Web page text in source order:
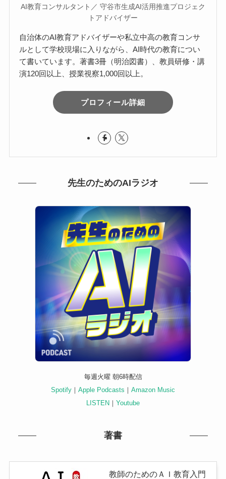
AI教育コンサルタント／ 守谷市生成AI活用推進プロジェク
トアドバイザー
自治体のAI教育アドバイザーや私立中高の教育コンサ
ルとして学校現場に入りながら、AI時代の教育につい
て書いています。著書3冊（明治図書）、教員研修・講
演120回以上、授業視察1,000回以上。
プロフィール詳細
先生のためのAIラジオ
毎週火曜 朝6時配信
Spotify ｜ Apple Podcasts ｜ Amazon Music
LISTEN ｜ Youtube
著書
教師のためのＡＩ教育入門